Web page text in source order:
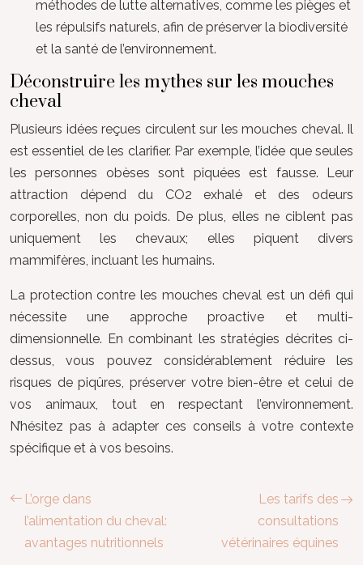
méthodes de lutte alternatives, comme les pièges et
les répulsifs naturels, afin de préserver la biodiversité
et la santé de l’environnement.
Déconstruire les mythes sur les mouches
cheval
Plusieurs idées reçues circulent sur les mouches cheval. Il
est essentiel de les clarifier. Par exemple, l’idée que seules
les personnes obèses sont piquées est fausse. Leur
attraction dépend du CO2 exhalé et des odeurs
corporelles, non du poids. De plus, elles ne ciblent pas
uniquement les chevaux; elles piquent divers
mammifères, incluant les humains.
La protection contre les mouches cheval est un défi qui
nécessite une approche proactive et multi-
dimensionnelle. En combinant les stratégies décrites ci-
dessus, vous pouvez considérablement réduire les
risques de piqûres, préserver votre bien-être et celui de
vos animaux, tout en respectant l’environnement.
N’hésitez pas à adapter ces conseils à votre contexte
spécifique et à vos besoins.
L’orge dans
l’alimentation du cheval:
avantages nutritionnels
Les tarifs des
consultations
vétérinaires équines